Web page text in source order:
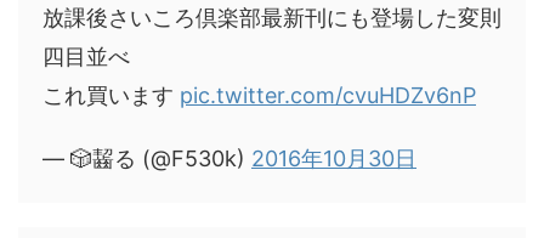
放課後さいころ倶楽部最新刊にも登場した変則
四目並べ
これ買います pic.twitter.com/cvuHDZv6nP
— 🎲齧る (@F530k) 2016年10月30日